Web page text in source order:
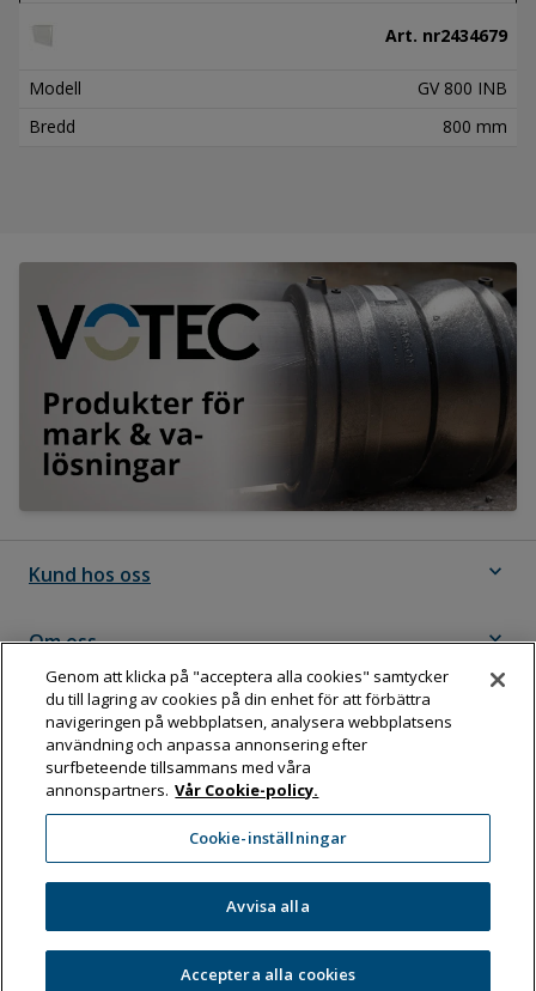
Art. nr2434679
Modell
GV 800 INB
Bredd
800 mm
Kund hos oss expand_more
Om oss expand_more
Följ Dahl
Dahl Sverige AB
Box 11076, 161 11 BROMMA
Tel:08-583 595 00
Genom att klicka på "acceptera alla cookies" samtycker
du till lagring av cookies på din enhet för att förbättra
navigeringen på webbplatsen, analysera webbplatsens
användning och anpassa annonsering efter
surfbeteende tillsammans med våra
annonspartners. Vår Cookie-policy.
Cookie-inställningar
Avvisa alla
Acceptera alla cookies